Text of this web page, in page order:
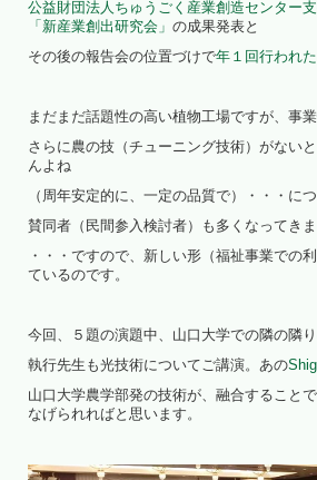
公益財団法人ちゅうごく産業創造センター
「新産業創出研究会」 の成果発表と
その後の報告会の位置づけで年１回行われた
まだまだ話題性の高い植物工場ですが、事業
さらに農の技（チューニング技術）がない
んよね
（周年安定的に、一定の品質で）・・・につ
賛同者（民間参入検討者）も多くなってきま
・・・ですので、新しい形（福祉事業での
ているのです。
今回、５題の演題中、山口大学での隣の隣
執行先生も光技術についてご講演。あの
山口大学農学部発の技術が、融合すること
なげられればと思います。